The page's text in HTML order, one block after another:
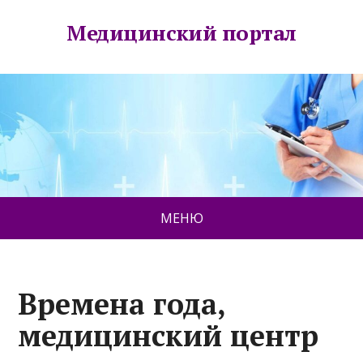
Медицинский портал
МЕНЮ
Времена года,
медицинский центр